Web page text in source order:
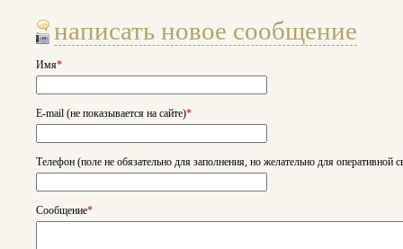
написать новое сообщение
Имя*
E-mail (не показывается на сайте)*
Телефон (поле не обязательно для заполнения, но желательно для оперативной
Сообщение*